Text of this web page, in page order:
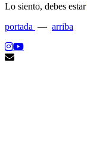
Lo siento, debes estar
portada — arriba